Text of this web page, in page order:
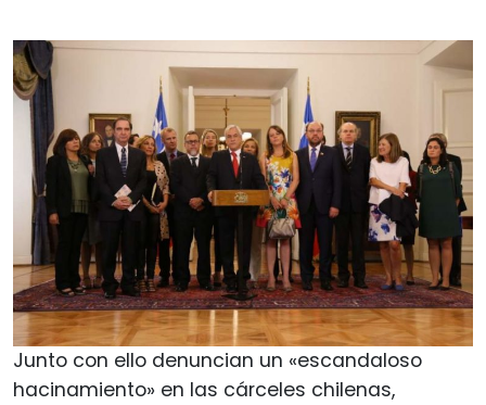
Junto con ello denuncian un «escandaloso
hacinamiento» en las cárceles chilenas,